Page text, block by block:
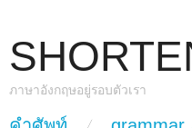
ภาษาอังกฤษอยู่รอบตัวเรา